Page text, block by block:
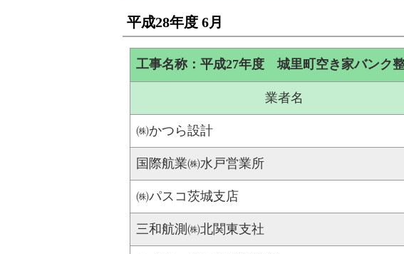
平成28年度 6月
工事名称：平成27年度 城里町空き家バンク
業者名
㈱かつら設計
国際航業㈱水戸営業所
㈱パスコ茨城支店
三和航測㈱北関東支社